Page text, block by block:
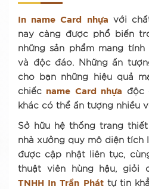
In name Card nhựa với
nay càng được phổ biến
những sản phẩm mang
và độc đáo. Những ấn
cho bạn những hiệu quả
chiếc name Card nhựa độc
khác có thể ấn tượng nhiều
Sở hữu hệ thống trang
nhà xưởng quy mô diện tích
được cập nhật liên tục,
thuật viên hùng hậu, giỏi
TNHH In Trần Pháttự tin